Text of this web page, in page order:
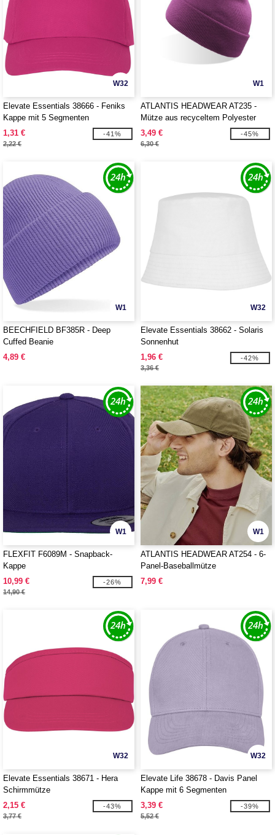
W32
Elevate Essentials 38666 - Feniks
Kappe mit 5 Segmenten
1,31 €
2,22 €
-41%
W1
ATLANTIS HEADWEAR AT235 -
Mütze aus recyceltem Polyester
3,49 €
6,30 €
-45%
W1
BEECHFIELD BF385R - Deep
Cuffed Beanie
4,89 €
W32
Elevate Essentials 38662 - Solaris
Sonnenhut
1,96 €
3,36 €
-42%
W1
FLEXFIT F6089M - Snapback-
Kappe
10,99 €
14,90 €
-26%
W1
ATLANTIS HEADWEAR AT254 - 6-
Panel-Baseballmütze
7,99 €
W32
Elevate Essentials 38671 - Hera
Schirmmütze
2,15 €
3,77 €
-43%
W32
Elevate Life 38678 - Davis Panel
Kappe mit 6 Segmenten
3,39 €
5,52 €
-39%